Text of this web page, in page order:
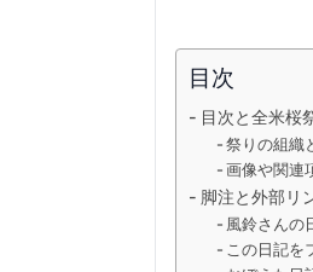
目次
目次と全米桜
祭りの組織
画像や関連
脚注と外部リ
風鈴さんの
この日記を